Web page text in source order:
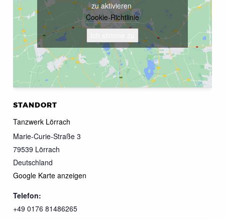
STANDORT
Tanzwerk Lörrach
Marie-Curie-Straße 3
79539 Lörrach
Deutschland
Google Karte anzeigen
Telefon:
+49 0176 81486265
zu aktivieren
Cookie-Richtlinie